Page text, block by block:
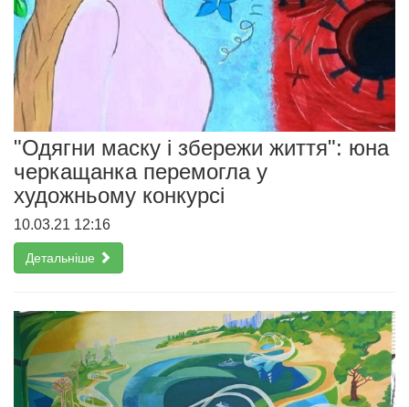
"Одягни маску і збережи життя": юна
черкащанка перемогла у
художньому конкурсі
10.03.21 12:16
Детальніше